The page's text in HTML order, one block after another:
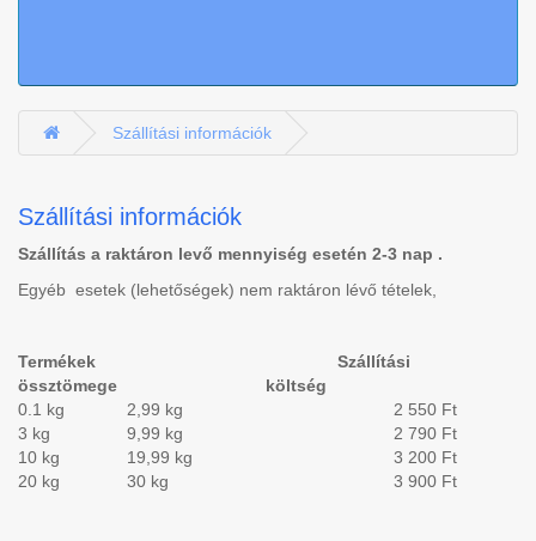
Szállítási információk
Szállítási információk
Szállítás a raktáron levő mennyiség esetén 2-3 nap .
Egyéb esetek (lehetőségek) nem raktáron lévő tételek,
Termékek
össztömege
Szállítási
költség
0.1 kg 2,99 kg
2 550 Ft
3 kg 9,99 kg
2 790 Ft
10 kg 19,99 kg
3 200 Ft
20 kg 30 kg 3 900 Ft